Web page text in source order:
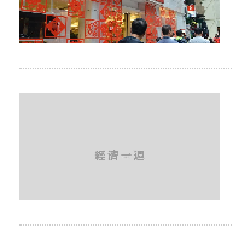
閱
區